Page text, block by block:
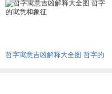
时为先。尤须留意的是天赦日
水德之物调与。
五，干支为辛巳，金匮黄道，
支暗合金火相制之象，金匮星
哲字寓意吉凶解释大全图 哲字的